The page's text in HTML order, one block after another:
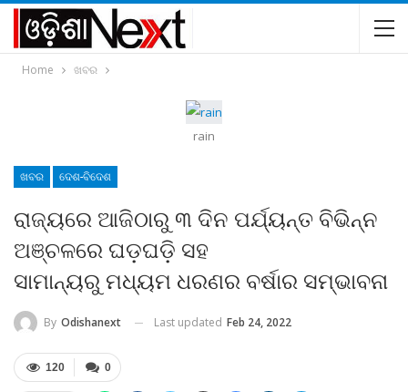
Home ଖବର
rain
ଖବର ଦେଶ-ବିଦେଶ
ରାଜ୍ୟରେ ଆଜିଠାରୁ ୩ ଦିନ ପର୍ଯ୍ୟନ୍ତ ବିଭିନ୍ନ
ଅଞ୍ଚଳରେ ଘଡ଼ଘଡ଼ି ସହ
ସାମାନ୍ୟରୁ ମଧ୍ୟମ ଧରଣର ବର୍ଷାର ସମ୍ଭାବନା
By Odishanext Last updated Feb 24, 2022
0
120